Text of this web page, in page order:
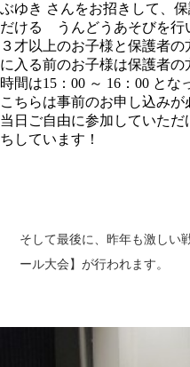
ぶゆき さんをお招きして、
だける うんどうあそびを行
３才以上のお子様と保護者
に入る前のお子様は保護者の
時間は15：00 ～ 16：00 とな
こちらは事前のお申し込みが
当日ご自由に参加していた
ちしています！
そして最後に、昨年も激しい
ール大会】が行われます。